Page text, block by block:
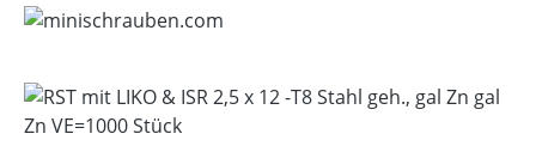
Bildergalerie überspringen